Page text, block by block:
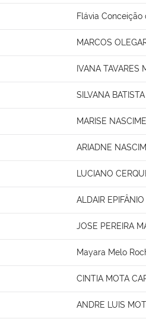
Flávia Conceição
MARCOS
IVANA TAVARES
SILVANA
MARISE
ARIADNE
LUCIANO
ALDAIR
JOSE PEREIRA
Mayara Melo
CINTIA MOTA
ANDRE LUIS